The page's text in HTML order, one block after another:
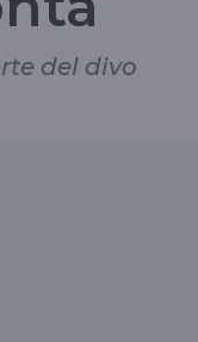
del divo